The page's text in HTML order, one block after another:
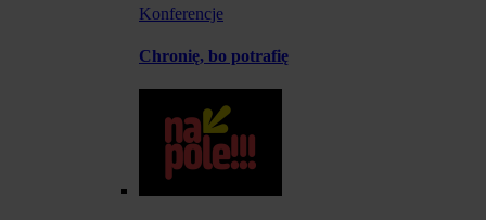
Konferencje
Chronię, bo potrafię